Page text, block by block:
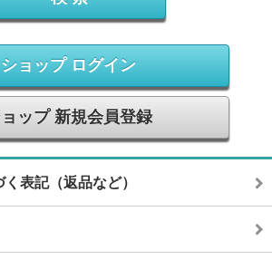
ショップ ログイン
ップ 新規会員登録
表記（返品など）